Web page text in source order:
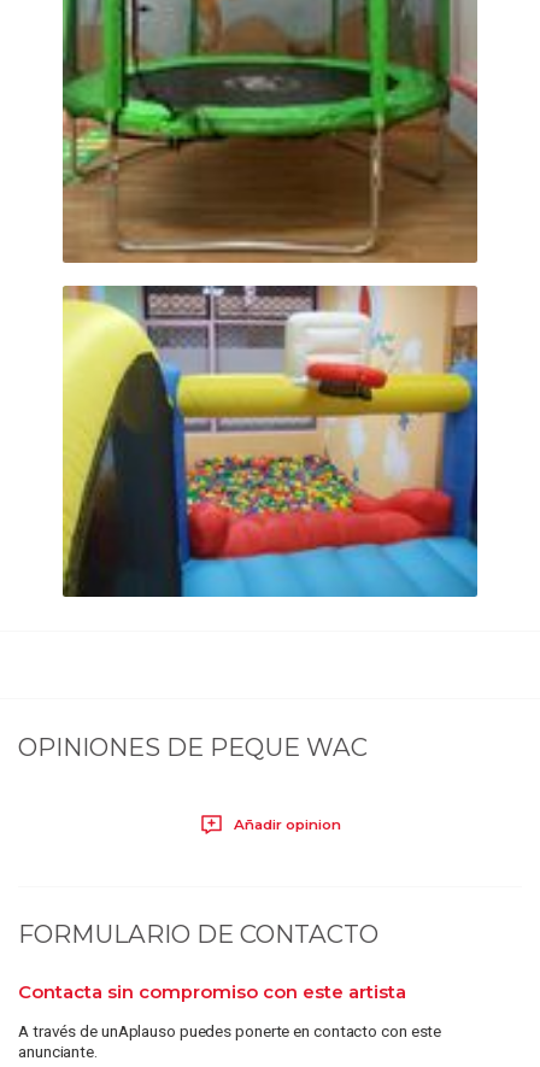
OPINIONES DE PEQUE WAC
Añadir opinion
FORMULARIO DE CONTACTO
Contacta sin compromiso con este artista
A través de unAplauso puedes ponerte en contacto con este
anunciante.